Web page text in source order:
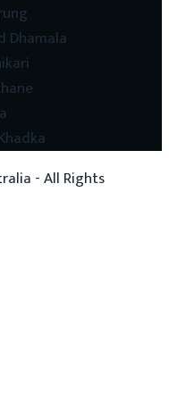
Dhamala
- All Rights